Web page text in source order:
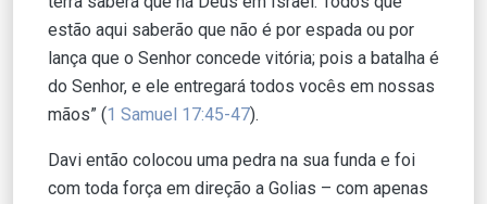
estão aqui saberão que não é por espada ou por
lança que o Senhor concede vitória; pois a batalha é
do Senhor, e ele entregará todos vocês em nossas
mãos” (1 Samuel 17:45-47).
Davi então colocou uma pedra na sua funda e foi
com toda força em direção a Golias – com apenas